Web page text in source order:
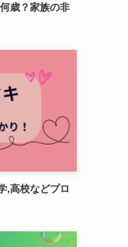
歳？家族の非
,高校などプロ